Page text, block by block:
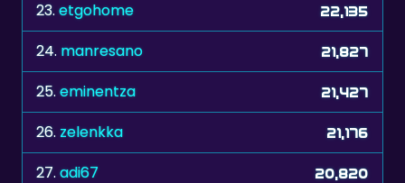
24.manresano 21,827
25. eminentza 21,427
26. zelenkka 21,176
27. adi67 20,820
28. langerik 20,672